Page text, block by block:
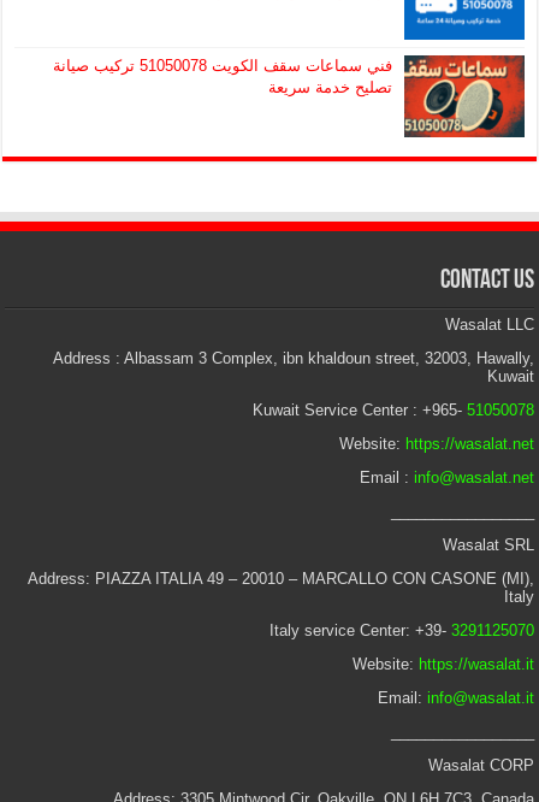
فني سماعات سقف الكويت 51050078 تركيب صيانة
تصليح خدمة سريعة
Contact Us
Wasalat LLC
Address : Albassam 3 Complex, ibn khaldoun street, 32003, Hawally,
Kuwait
Kuwait Service Center : +965- 51050078
Website: https://wasalat.net
Email : info@wasalat.net
Wasalat SRL
Address: PIAZZA ITALIA 49 – 20010 – MARCALLO CON CASONE (MI),
Italy
Italy service Center: +39- 3291125070
Website: https://wasalat.it
Email: info@wasalat.it
Wasalat CORP